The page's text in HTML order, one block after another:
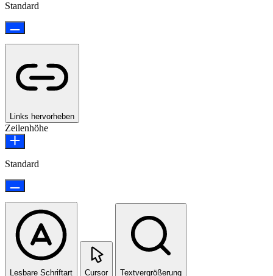
Standard
Links hervorheben
Zeilenhöhe
Standard
Lesbare Schriftart Cursor Textvergrößerung